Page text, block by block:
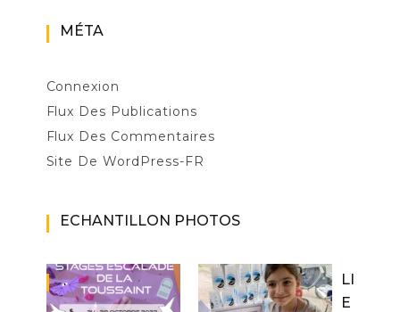
MÉTA
Connexion
Flux Des Publications
Flux Des Commentaires
Site De WordPress-FR
ECHANTILLON PHOTOS
LI
E